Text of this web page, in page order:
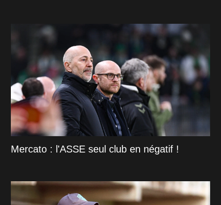
Mercato : l'ASSE seul club en négatif !